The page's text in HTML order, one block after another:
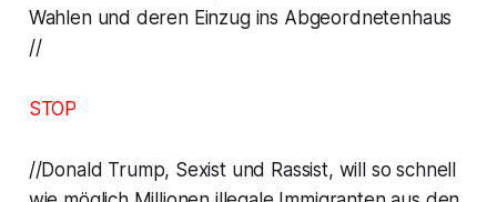
Wahlen und deren Einzug ins Abgeordnetenhaus
//
STOP
//Donald Trump, Sexist und Rassist, will so schnell